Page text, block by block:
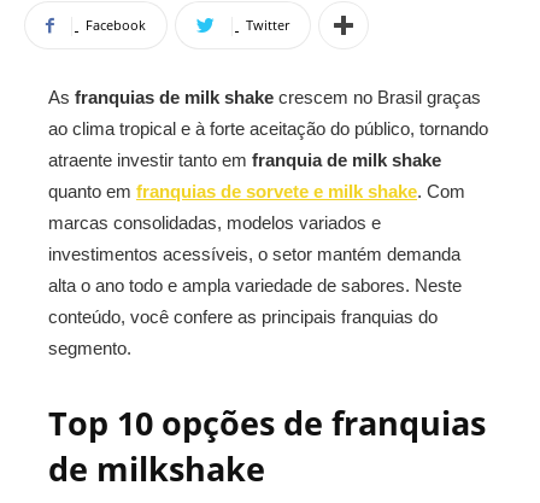
Facebook Twitter
As franquias de milk shake crescem no Brasil graças
ao clima tropical e à forte aceitação do público, tornando
atraente investir tanto em franquia de milk shake
quanto em franquias de sorvete e milk shake. Com
marcas consolidadas, modelos variados e
investimentos acessíveis, o setor mantém demanda
alta o ano todo e ampla variedade de sabores. Neste
conteúdo, você confere as principais franquias do
segmento.
Top 10 opções de franquias
de milkshake